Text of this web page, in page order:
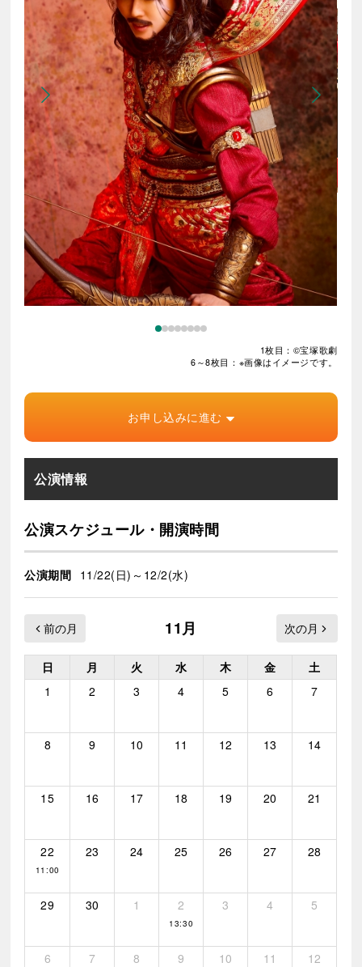
1枚目：©宝塚歌劇
6～8枚目：※画像はイメージです。
お申し込みに進む
公演情報
公演スケジュール・開演時間
公演期間 11/22(日)～12/2(水)
11月
日 月 火 水 木 金
土
1
2 3 4 5 6 7
8 9 10 11 12 13 14
15 16 17 18 19 20 21
22
11:00
23 24 25 26 27 28
29 30 1 2
13:30
3 4 5
6 7 8 9 10 11 12